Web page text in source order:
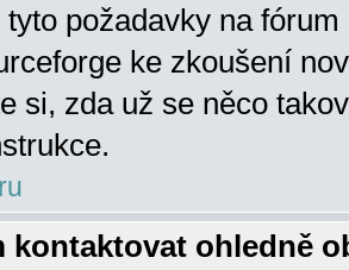
požadavky na
ke zkoušení
si, zda už se něco
kontaktovat ohledně